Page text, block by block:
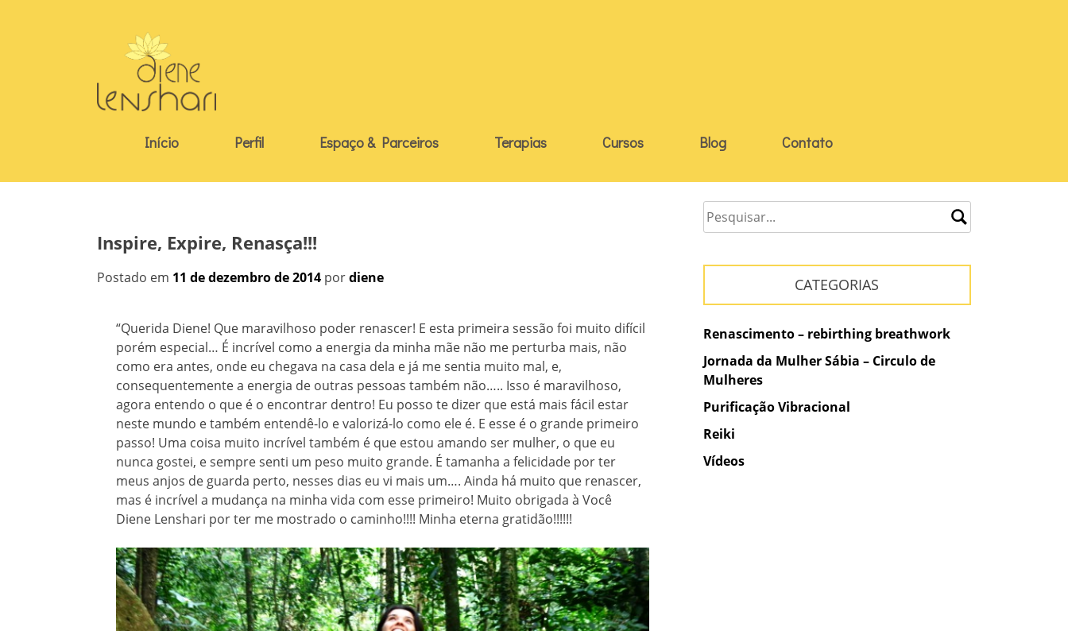
Início Perfil Espaço & Parceiros Terapias Cursos Blog Contato
Inspire, Expire, Renasça!!!
Postado em 11 de dezembro de 2014 pordiene
“Querida Diene! Que maravilhoso poder renascer! E esta primeira sessão foi muito difícil
porém especial… É incrível como a energia da minha mãe não me perturba mais, não
como era antes, onde eu chegava na casa dela e já me sentia muito mal, e,
consequentemente a energia de outras pessoas também não….. Isso é maravilhoso,
agora entendo o que é o encontrar dentro! Eu posso te dizer que está mais fácil estar
neste mundo e também entendê-lo e valorizá-lo como ele é. E esse é o grande primeiro
passo! Uma coisa muito incrível também é que estou amando ser mulher, o que eu
nunca gostei, e sempre senti um peso muito grande. É tamanha a felicidade por ter
meus anjos de guarda perto, nesses dias eu vi mais um…. Ainda há muito que renascer,
mas é incrível a mudança na minha vida com esse primeiro! Muito obrigada à Você
Diene Lenshari por ter me mostrado o caminho!!!! Minha eterna gratidão!!!!!!
CATEGORIAS
Renascimento – rebirthing breathwork
Jornada da Mulher Sábia – Circulo de
Mulheres
Purificação Vibracional
Reiki
Vídeos